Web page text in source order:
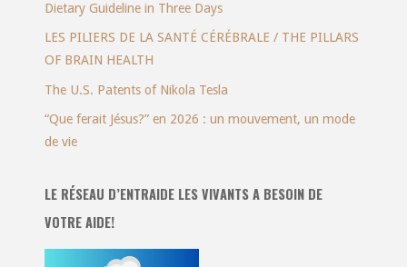
Dietary Guideline in Three Days
LES PILIERS DE LA SANTÉ CÉRÉBRALE / THE PILLARS
OF BRAIN HEALTH
The U.S. Patents of Nikola Tesla
“Que ferait Jésus?” en 2026 : un mouvement, un mode
de vie
LE RÉSEAU D’ENTRAIDE LES VIVANTS A BESOIN DE
VOTRE AIDE!